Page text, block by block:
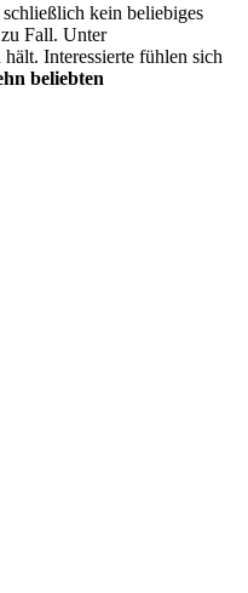
kein beliebiges
Fall. Unter
Interessierte fühlen sich
beliebten